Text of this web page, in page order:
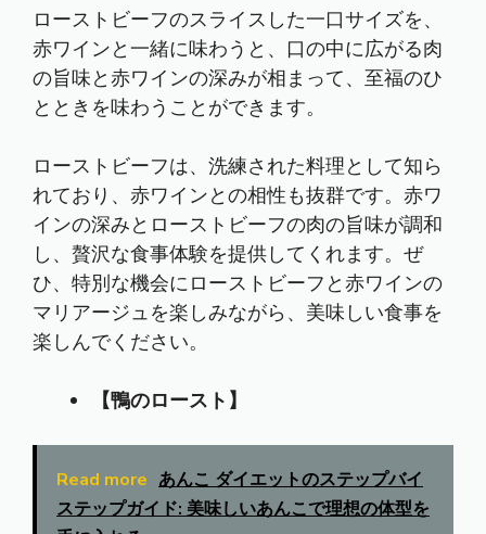
ローストビーフのスライスした一口サイズを、
赤ワインと一緒に味わうと、口の中に広がる肉
の旨味と赤ワインの深みが相まって、至福のひ
とときを味わうことができます。
ローストビーフは、洗練された料理として知ら
れており、赤ワインとの相性も抜群です。赤ワ
インの深みとローストビーフの肉の旨味が調和
し、贅沢な食事体験を提供してくれます。ぜ
ひ、特別な機会にローストビーフと赤ワインの
マリアージュを楽しみながら、美味しい食事を
楽しんでください。
【鴨のロースト】
Read more あんこ ダイエットのステップバイ
ステップガイド: 美味しいあんこで理想の体型を